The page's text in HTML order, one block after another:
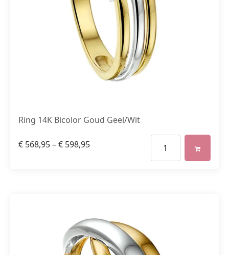
Ring 14K Bicolor Goud Geel/Wit
€ 568,95–€ 598,95